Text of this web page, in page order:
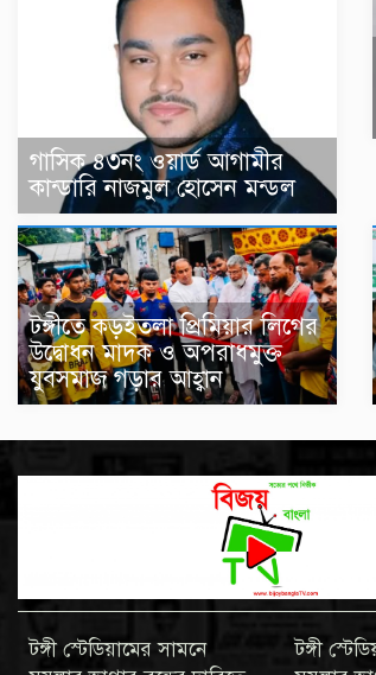
গাসিক ৪৩নং ওয়ার্ড আগামীর
কান্ডারি নাজমুল হোসেন মন্ডল
টঙ্গীতে কড়ইতলা প্রিমিয়ার লিগের
উদ্বোধন মাদক ও অপরাধমুক্ত
যুবসমাজ গড়ার আহ্বান
টঙ্গী স্টেডিয়ামের সামনে
টঙ্গী